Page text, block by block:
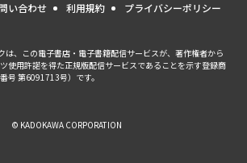
い合わせ 利用規約 プライバシーポリシー
は、この電子書店・電子書籍配信サービスが、著作権者から
使用許諾を得た正規版配信サービスであることを示す登録商
号 第6091713号）です。
© KADOKAWA CORPORATION